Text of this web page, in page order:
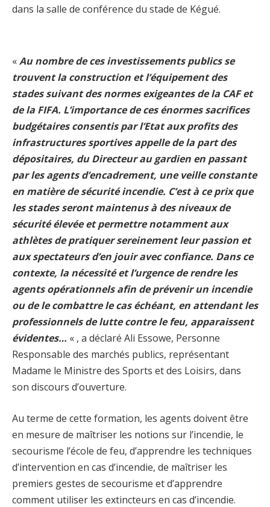
dans la salle de conférence du stade de Kégué.
«Au nombre de ces investissements publics se
trouvent la construction et l’équipement des
stades suivant des normes exigeantes de la CAF et
de la FIFA. L’importance de ces énormes sacrifices
budgétaires consentis par l’Etat aux profits des
infrastructures sportives appelle de la part des
dépositaires, du Directeur au gardien en passant
par les agents d’encadrement, une veille constante
en matière de sécurité incendie. C’est à ce prix que
les stades seront maintenus à des niveaux de
sécurité élevée et permettre notamment aux
athlètes de pratiquer sereinement leur passion et
aux spectateurs d’en jouir avec confiance. Dans ce
contexte, la nécessité et l’urgence de rendre les
agents opérationnels afin de prévenir un incendie
ou de le combattre le cas échéant, en attendant les
professionnels de lutte contre le feu, apparaissent
évidentes… « , a déclaré Ali Essowe, Personne
Responsable des marchés publics, représentant
Madame le Ministre des Sports et des Loisirs, dans
son discours d’ouverture.
Au terme de cette formation, les agents doivent être
en mesure de maîtriser les notions sur l’incendie, le
secourisme l’école de feu, d’apprendre les techniques
d’intervention en cas d’incendie, de maîtriser les
premiers gestes de secourisme et d’apprendre
comment utiliser les extincteurs en cas d’incendie.